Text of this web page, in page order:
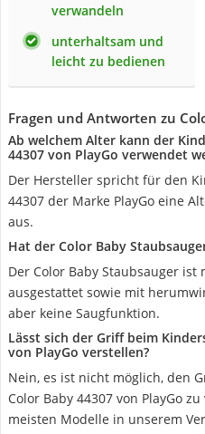
verwandeln
unterhaltsam und
leicht zu bedienen
Fragen und Antworten zu
Ab welchem Alter kann der
44307 von PlayGo verwendet
Der Hersteller spricht für den
44307 der Marke PlayGo eine
aus.
Hat der Color Baby
Der Color Baby Staubsauger
ausgestattet sowie mit
aber keine Saugfunktion.
Lässt sich der Griff beim
von PlayGo verstellen?
Nein, es ist nicht möglich, den
Color Baby 44307 von PlayGo
meisten Modelle in unserem